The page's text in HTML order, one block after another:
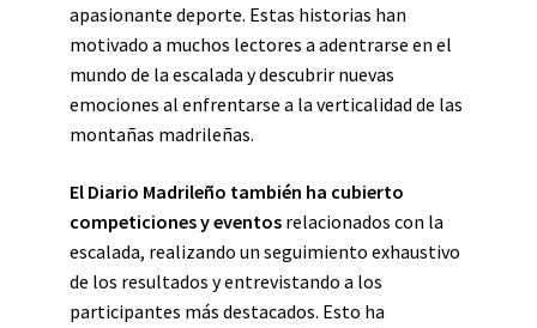
apasionante deporte. Estas historias han
motivado a muchos lectores a adentrarse en el
mundo de la escalada y descubrir nuevas
emociones al enfrentarse a la verticalidad de las
montañas madrileñas.
El Diario Madrileño también ha cubierto
competiciones y eventos relacionados con la
escalada, realizando un seguimiento exhaustivo
de los resultados y entrevistando a los
participantes más destacados. Esto ha